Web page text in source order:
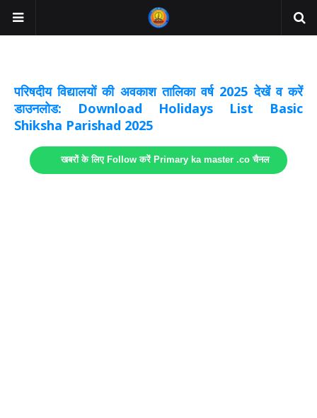
परिषदीय विद्यालयों की अवकाश तालिका वर्ष 2025 देखें व करें
डाउनलोड: Download Holidays List Basic
Shiksha Parishad 2025
खबरों के लिए Follow करें Primary ka master .co चैनल